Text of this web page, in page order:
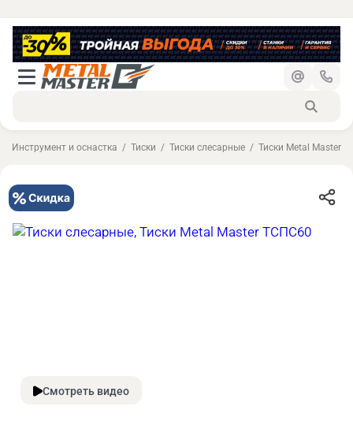
Инструмент и оснастка Тиски Тиски слесарные Тиски Metal Master
Смотреть видео